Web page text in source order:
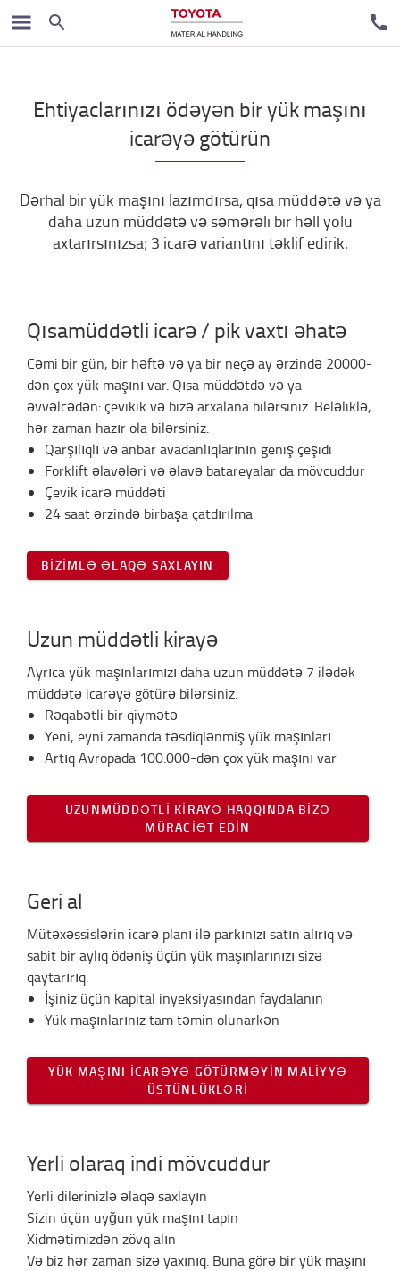
Ehtiyaclarınızı ödəyən bir yük maşını
icarəyə götürün
Dərhal bir yük maşını lazımdırsa, qısa müddətə və ya
daha uzun müddətə və səmərəli bir həll yolu
axtarırsınızsa; 3 icarə variantını təklif edirik.
Qısamüddətli icarə / pik vaxtı əhatə
Cəmi bir gün, bir həftə və ya bir neçə ay ərzində 20000-
dən çox yük maşını var. Qısa müddətdə və ya
əvvəlcədən: çevikik və bizə arxalana bilərsiniz. Beləliklə,
hər zaman hazır ola bilərsiniz.
Qarşılıqlı və anbar avadanlıqlarının geniş çeşidi
Forklift əlavələri və əlavə batareyalar da mövcuddur
Çevik icarə müddəti
24 saat ərzində birbaşa çatdırılma
BIZIMLƏ ƏLAQƏ SAXLAYIN
Uzun müddətli kirayə
Ayrıca yük maşınlarımızı daha uzun müddətə 7 ilədək
müddətə icarəyə götürə bilərsiniz.
Rəqabətli bir qiymətə
Yeni, eyni zamanda təsdiqlənmiş yük maşınları
Artıq Avropada 100.000-dən çox yük maşını var
UZUNMÜDDƏTLI KIRAYƏ HAQQINDA BIZƏ
MÜRACIƏT EDIN
Geri al
Mütəxəssislərin icarə planı ilə parkınızı satın alırıq və
sabit bir aylıq ödəniş üçün yük maşınlarınızı sizə
qaytarırıq.
İşiniz üçün kapital inyeksiyasından faydalanın
Yük maşınlarınız tam təmin olunarkən
YÜK MAŞINI ICARƏYƏ GÖTÜRMƏYIN MALIYYƏ
ÜSTÜNLÜKLƏRI
Yerli olaraq indi mövcuddur
Yerli dilerinizlə əlaqə saxlayın
Sizin üçün uyğun yük maşını tapın
Xidmətimizdən zövq alın
Və biz hər zaman sizə yaxınıq. Buna görə bir yük maşını